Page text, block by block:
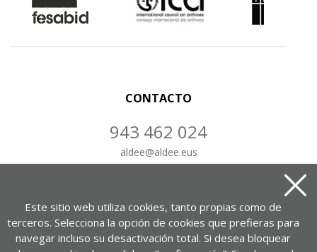
CONTACTO
943 462 024
aldee@aldee.eus
Este sitio web utiliza cookies, tanto propias como de
terceros. Selecciona la opción de cookies que prefieras para
navegar incluso su desactivación total. Si desea bloquear